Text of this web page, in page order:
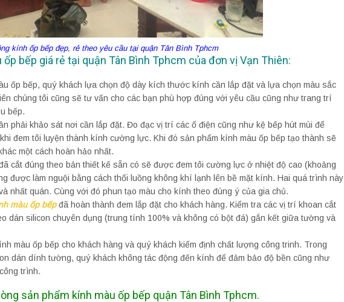
kính ốp bếp đẹp, rẻ theo yêu cầu tại quận Tân Bình Tphcm
bếp giá rẻ tại quận Tân Bình Tphcm của đơn vị Vạn Thiên:
ốp bếp, quý khách lựa chọn độ dày kích thước kính cần lắp đặt và lựa chọn màu sắc
chúng tôi cũng sẽ tư vấn cho các bạn phù hợp đúng với yêu cầu cũng như trang trí
bếp.
phải khảo sát nơi cần lắp đặt. Đo đạc vị trí các ổ điện cũng như kệ bếp hút mùi để
đem tôi luyện thành kính cường lực. Khi đó sản phẩm kính màu ốp bếp tạo thành sẽ
một cách hoàn hảo nhất.
cắt đúng theo bản thiết kế sẵn có sẽ được đem tôi cường lực ở nhiệt độ cao (khoảng
được làm nguội bằng cách thổi luồng không khí lạnh lên bề mặt kính. Hai quá trình này
nhất quán. Cùng với đó phun tạo màu cho kính theo đúng ý của gia chủ.
màu ốp bếpđã hoàn thành đem lắp đặt cho khách hàng. Kiểm tra các vị trí khoan cắt
dán silicon chuyên dụng (trung tính 100% và không có bột đá) gắn kết giữa tường và
màu ốp bếp cho khách hàng và quý khách kiểm định chất lượng công trinh. Trong
dán dính tường, quý khách không tác động đến kính để đảm bảo độ bền cũng như
trình.
sản phẩm kính màu ốp bếp quận Tân Bình Tphcm.